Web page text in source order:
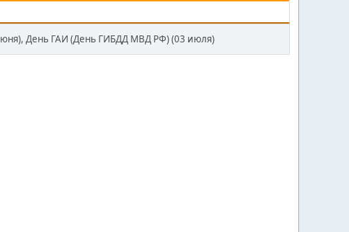
День ГАИ (День ГИБДД МВД РФ) (03 июля)